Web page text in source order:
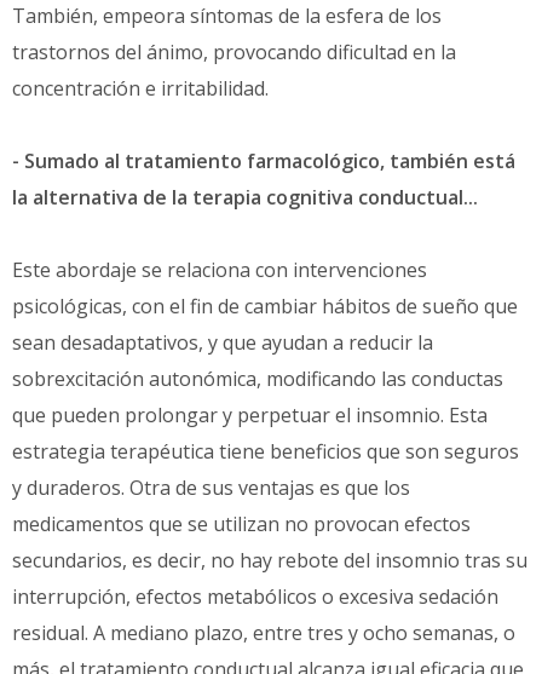
También, empeora síntomas de la esfera de los
trastornos del ánimo, provocando dificultad en la
concentración e irritabilidad.
- Sumado al tratamiento farmacológico, también está
la alternativa de la terapia cognitiva conductual...
Este abordaje se relaciona con intervenciones
psicológicas, con el fin de cambiar hábitos de sueño que
sean desadaptativos, y que ayudan a reducir la
sobrexcitación autonómica, modificando las conductas
que pueden prolongar y perpetuar el insomnio. Esta
estrategia terapéutica tiene beneficios que son seguros
y duraderos. Otra de sus ventajas es que los
medicamentos que se utilizan no provocan efectos
secundarios, es decir, no hay rebote del insomnio tras su
interrupción, efectos metabólicos o excesiva sedación
residual. A mediano plazo, entre tres y ocho semanas, o